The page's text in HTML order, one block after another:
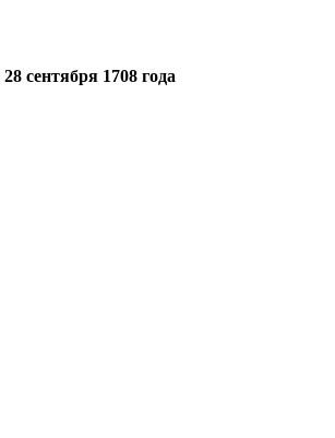
сентября 1708 года